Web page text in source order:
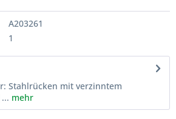
A203261
1
Stahlrücken mit verzinntem
mehr